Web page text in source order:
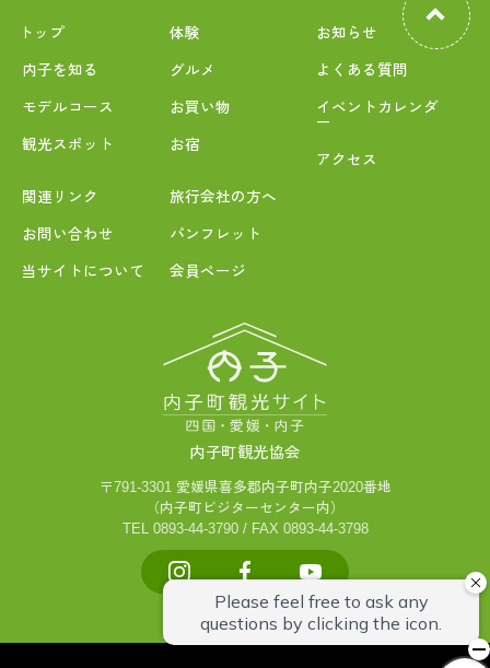
トップ
内子を知る
モデルコース
観光スポット
体験
グルメ
お買い物
お宿
お知らせ
よくある質問
イベントカレンダ
ー
アクセス
関連リンク
お問い合わせ
当サイトについて
旅行会社の方へ
パンフレット
会員ページ
内子町観光協会
〒791-3301 愛媛県喜多郡内子町内子2020番地
（内子町ビジターセンター内）
TEL 0893-44-3790 / FAX 0893-44-3798